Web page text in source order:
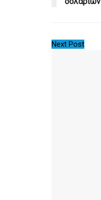
Next Post